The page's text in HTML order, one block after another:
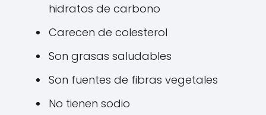
hidratos de carbono
Carecen de colesterol
Son grasas saludables
Son fuentes de fibras vegetales
No tienen sodio